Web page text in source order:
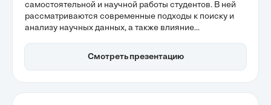
самостоятельной и научной работы студентов. В ней
рассматриваются современные подходы к поиску и
анализу научных данных, а также влияние
процесс. Участники узнают о классификации
ресурсов и методах работы с ними, что поможет им
Смотреть презентацию